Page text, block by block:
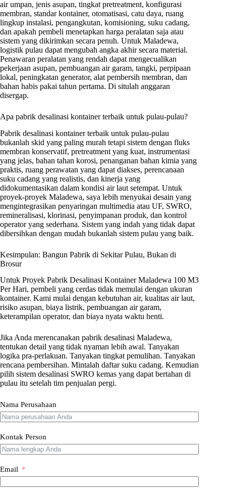
air umpan, jenis asupan, tingkat pretreatment, konfigurasi
membran, standar kontainer, otomatisasi, catu daya, ruang
lingkup instalasi, pengangkutan, komisioning, suku cadang,
dan apakah pembeli menetapkan harga peralatan saja atau
sistem yang dikirimkan secara penuh. Untuk Maladewa,
logistik pulau dapat mengubah angka akhir secara material.
Penawaran peralatan yang rendah dapat mengecualikan
pekerjaan asupan, pembuangan air garam, tangki, perpipaan
lokal, peningkatan generator, alat pembersih membran, dan
bahan habis pakai tahun pertama. Di situlah anggaran
disergap.
Apa pabrik desalinasi kontainer terbaik untuk pulau-pulau?
Pabrik desalinasi kontainer terbaik untuk pulau-pulau
bukanlah skid yang paling murah tetapi sistem dengan fluks
membran konservatif, pretreatment yang kuat, instrumentasi
yang jelas, bahan tahan korosi, penanganan bahan kimia yang
praktis, ruang perawatan yang dapat diakses, perencanaan
suku cadang yang realistis, dan kinerja yang
didokumentasikan dalam kondisi air laut setempat. Untuk
proyek-proyek Maladewa, saya lebih menyukai desain yang
mengintegrasikan penyaringan multimedia atau UF, SWRO,
remineralisasi, klorinasi, penyimpanan produk, dan kontrol
operator yang sederhana. Sistem yang indah yang tidak dapat
dibersihkan dengan mudah bukanlah sistem pulau yang baik.
Kesimpulan: Bangun Pabrik di Sekitar Pulau, Bukan di
Brosur
Untuk Proyek Pabrik Desalinasi Kontainer Maladewa 100 M3
Per Hari, pembeli yang cerdas tidak memulai dengan ukuran
kontainer. Kami mulai dengan kebutuhan air, kualitas air laut,
risiko asupan, biaya listrik, pembuangan air garam,
keterampilan operator, dan biaya nyata waktu henti.
Jika Anda merencanakan pabrik desalinasi Maladewa,
tentukan detail yang tidak nyaman lebih awal. Tanyakan
logika pra-perlakuan. Tanyakan tingkat pemulihan. Tanyakan
rencana pembersihan. Mintalah daftar suku cadang. Kemudian
pilih sistem desalinasi SWRO kemas yang dapat bertahan di
pulau itu setelah tim penjualan pergi.
Nama Perusahaan
Kontak Person
Email